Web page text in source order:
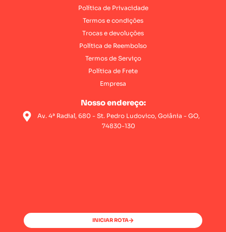
Política de Privacidade
Termos e condições
Trocas e devoluções
Política de Reembolso
Termos de Serviço
Política de Frete
Empresa
Nosso endereço:
Av. 4ª Radial, 680 - St. Pedro Ludovico, Goiânia - GO,
74830-130
INICIAR ROTA